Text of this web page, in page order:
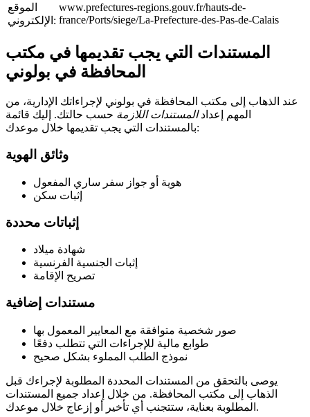
الموقع
الإلكتروني:
www.prefectures-regions.gouv.fr/hauts-de-
france/Ports/siege/La-Prefecture-des-Pas-de-Calais
المستندات التي يجب تقديمها في مكتب
المحافظة في بولوني
عند الذهاب إلى مكتب المحافظة في بولوني لإجراءاتك الإدارية، من
المهم إعدادالمستندات اللازمة حسب حالتك. إليك قائمة
بالمستندات التي يجب تقديمها خلال موعدك:
وثائق الهوية
هوية أو جواز سفر ساري المفعول
إثبات سكن
إثباتات محددة
شهادة ميلاد
إثبات الجنسية الفرنسية
تصريح الإقامة
مستندات إضافية
صور شخصية متوافقة مع المعايير المعمول بها
طوابع مالية للإجراءات التي تتطلب دفعًا
نموذج الطلب المملوء بشكل صحيح
يوصى بالتحقق من المستندات المحددة المطلوبة لإجراءك قبل
الذهاب إلى مكتب المحافظة. من خلال إعداد جميع المستندات
المطلوبة بعناية، ستتجنب أي تأخير أو إزعاج خلال موعدك.